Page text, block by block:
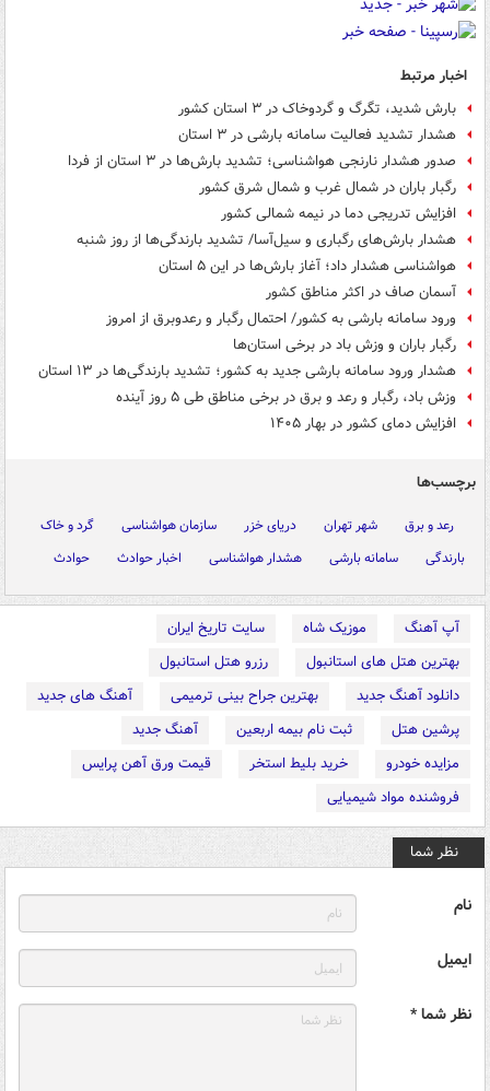
اخبار مرتبط
بارش شدید، تگرگ و گردوخاک در ۳ استان کشور
هشدار تشدید فعالیت سامانه بارشی در ۳ استان
صدور هشدار نارنجی هواشناسی؛ تشدید بارش‌ها در ۳ استان از فردا
رگبار باران در شمال غرب و شمال شرق کشور
افزایش تدریجی دما در نیمه شمالی کشور
هشدار بارش‌های رگباری و سیل‌آسا/ تشدید بارندگی‌ها از روز شنبه
هواشناسی هشدار داد؛ آغاز بارش‌ها در این ۵ استان
آسمان صاف در اکثر مناطق کشور
ورود سامانه بارشی به کشور/ احتمال رگبار و رعدوبرق از امروز
رگبار باران و وزش باد در برخی استان‌ها
هشدار ورود سامانه بارشی جدید به کشور؛ تشدید بارندگی‌ها در ۱۳ استان
وزش باد، رگبار و رعد و برق در برخی مناطق طی ۵ روز آینده
افزایش دمای کشور در بهار ۱۴۰۵
برچسب‌ها
رعد و برق شهر تهران دریای خزر سازمان هواشناسی
گرد و خاک
بارندگی
سامانه بارشی هشدار هواشناسی اخبار حوادث حوادث
آپ آهنگ موزیک شاه
سایت تاریخ ایران
بهترین هتل های استانبول
رزرو هتل استانبول
دانلود آهنگ جدید
بهترین جراح بینی ترمیمی
آهنگ های جدید
پرشین هتل
ثبت نام بیمه اربعین
آهنگ جدید
مزایده خودرو
خرید بلیط استخر
قیمت ورق آهن پرایس
فروشنده مواد شیمیایی
نظر شما
نام
ایمیل
نظر شما *